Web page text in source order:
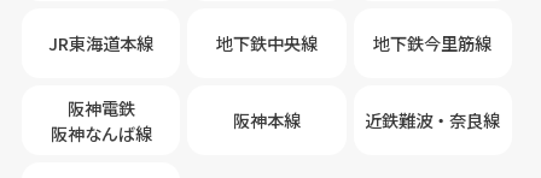
JR東海道本線 地下鉄中央線 地下鉄今里筋線
阪神電鉄
阪神なんば線
阪神本線 近鉄難波・奈良線